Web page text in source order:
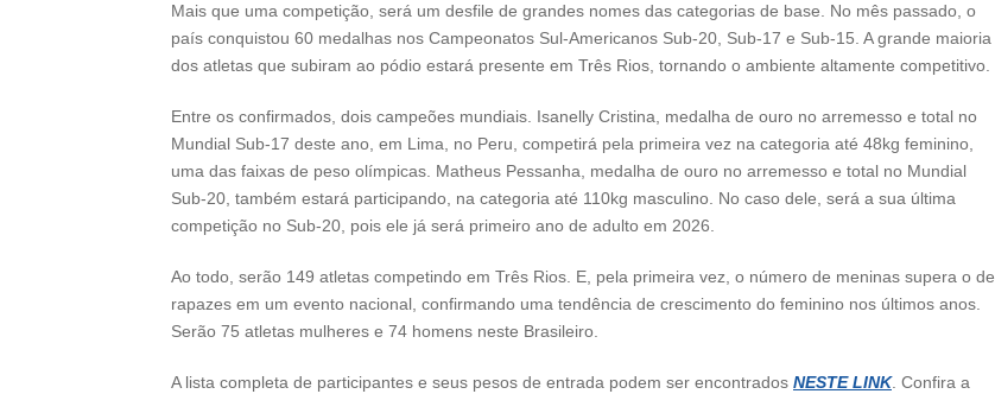
Mais que uma competição, será um desfile de grandes nomes das categorias de base. No mês passado, o
país conquistou 60 medalhas nos Campeonatos Sul-Americanos Sub-20, Sub-17 e Sub-15. A grande maioria
dos atletas que subiram ao pódio estará presente em Três Rios, tornando o ambiente altamente competitivo.
Entre os confirmados, dois campeões mundiais. Isanelly Cristina, medalha de ouro no arremesso e total no
Mundial Sub-17 deste ano, em Lima, no Peru, competirá pela primeira vez na categoria até 48kg feminino,
uma das faixas de peso olímpicas. Matheus Pessanha, medalha de ouro no arremesso e total no Mundial
Sub-20, também estará participando, na categoria até 110kg masculino. No caso dele, será a sua última
competição no Sub-20, pois ele já será primeiro ano de adulto em 2026.
Ao todo, serão 149 atletas competindo em Três Rios. E, pela primeira vez, o número de meninas supera o de
rapazes em um evento nacional, confirmando uma tendência de crescimento do feminino nos últimos anos.
Serão 75 atletas mulheres e 74 homens neste Brasileiro.
A lista completa de participantes e seus pesos de entrada podem ser encontrados NESTE LINK. Confira a